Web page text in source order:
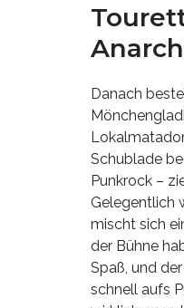
Danach
Schublade
Punkrock –
Gelegentlich
mischt sich
der Bühne
Spaß, und
schnell aufs